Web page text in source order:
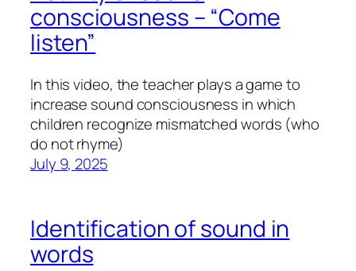
consciousness – “Come
listen”
In this video, the teacher plays a game to
increase sound consciousness in which
children recognize mismatched words (who
do not rhyme)
July 9, 2025
Identification of sound in
words